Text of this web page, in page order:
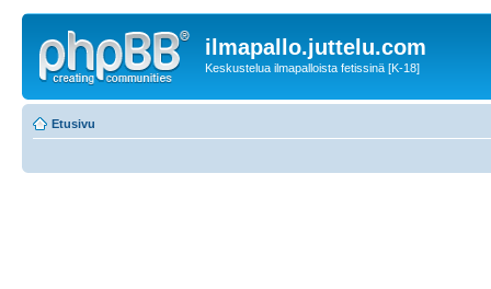
ilmapallo.juttelu.com
Keskustelua ilmapalloista fetissinä [K-18]
Etusivu